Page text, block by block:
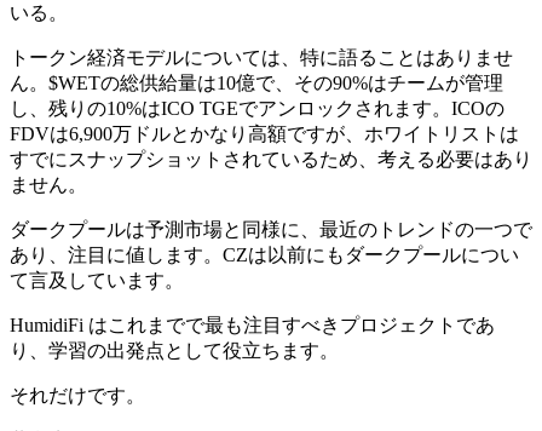
いる。
トークン経済モデルについては、特に語ることはありませ
ん。$WETの総供給量は10億で、その90%はチームが管理
し、残りの10%はICO TGEでアンロックされます。ICOの
FDVは6,900万ドルとかなり高額ですが、ホワイトリストは
すでにスナップショットされているため、考える必要はあり
ません。
ダークプールは予測市場と同様に、最近のトレンドの一つで
あり、注目に値します。CZは以前にもダークプールについ
て言及しています。
HumidiFi はこれまでで最も注目すべきプロジェクトであ
り、学習の出発点として役立ちます。
それだけです。